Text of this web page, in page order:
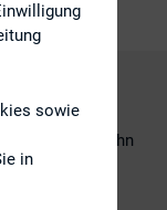
Dirk Kocher,
sich gerne an ihn
sowie
in